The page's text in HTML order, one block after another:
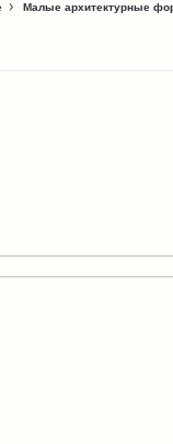
Малые архитектурные